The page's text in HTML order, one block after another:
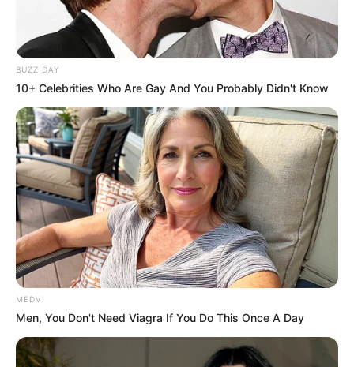
BUZZ DAY
10+ Celebrities Who Are Gay And You Probably Didn't Know
MEDVI
Men, You Don't Need Viagra If You Do This Once A Day